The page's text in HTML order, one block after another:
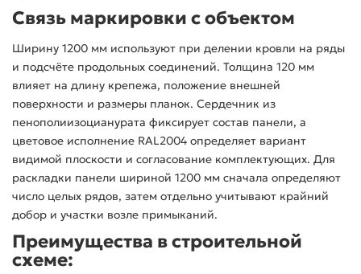
Связь маркировки с объектом
Ширину 1200 мм используют при делении кровли на ряды
и подсчёте продольных соединений. Толщина 120 мм
влияет на длину крепежа, положение внешней
поверхности и размеры планок. Сердечник из
пенополиизоцианурата фиксирует состав панели, а
цветовое исполнение RAL2004 определяет вариант
видимой плоскости и согласование комплектующих. Для
раскладки панели шириной 1200 мм сначала определяют
число целых рядов, затем отдельно учитывают крайний
добор и участки возле примыканий.
Преимущества в строительной
схеме: